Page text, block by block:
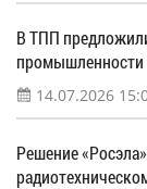
В ТПП
промышленности
14.07.2026
Решение